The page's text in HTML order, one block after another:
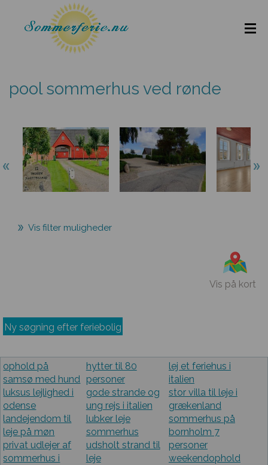
pool sommerhus ved rønde
Vis filter muligheder
Vis på kort
Ny søgning efter feriebolig
ophold på
samsø med hund
luksus lejlighed i
odense
landejendom til
leje på møn
privat udlejer af
sommerhus i
hytter til 80
personer
gode strande og
ung rejs i italien
lubker leje
sommerhus
udsholt strand til
leje
lej et feriehus i
italien
stor villa til leje i
grækenland
sommerhus på
bornholm 7
personer
weekendophold